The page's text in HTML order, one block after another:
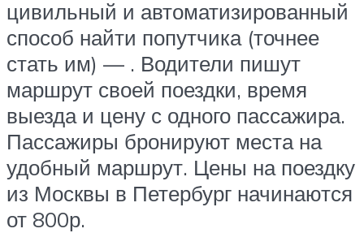
цивильный и автоматизированный
способ найти попутчика (точнее
стать им) — . Водители пишут
маршрут своей поездки, время
выезда и цену с одного пассажира.
Пассажиры бронируют места на
удобный маршрут. Цены на поездку
из Москвы в Петербург начинаются
от 800р.